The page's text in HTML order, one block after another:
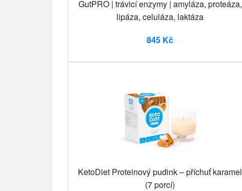
GutPRO | trávicí enzymy | amyláza, proteáza,
lipáza, celuláza, laktáza
845 Kč
KetoDiet Proteinový pudink – příchuť karamel
(7 porcí)